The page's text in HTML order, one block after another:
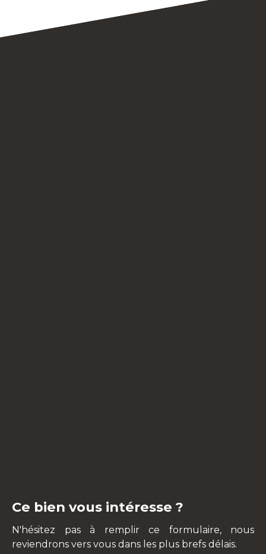
Ce bien vous intéresse ?
N'hésitez pas à remplir ce formulaire, nous
reviendrons vers vous dans les plus brefs délais.